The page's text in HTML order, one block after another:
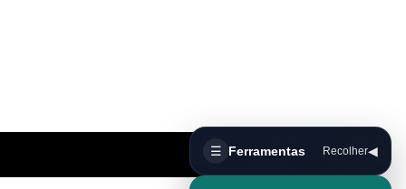
☰ Ferramentas Recolher◀